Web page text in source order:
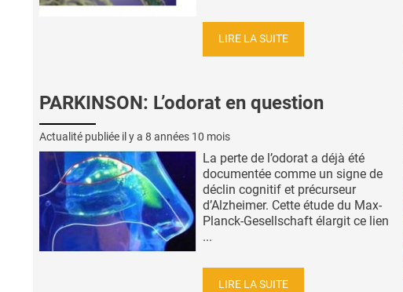
LIRE LA SUITE
PARKINSON: L’odorat en question
Actualité publiée il y a 8 années 10 mois
La perte de l’odorat a déjà été
documentée comme un signe de
déclin cognitif et précurseur
d’Alzheimer. Cette étude du Max-
Planck-Gesellschaft élargit ce lien
...
LIRE LA SUITE